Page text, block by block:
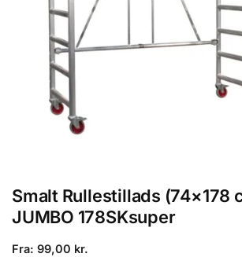
Smalt Rullestillads (74×178
JUMBO 178SKsuper
Fra: 99,00 kr.